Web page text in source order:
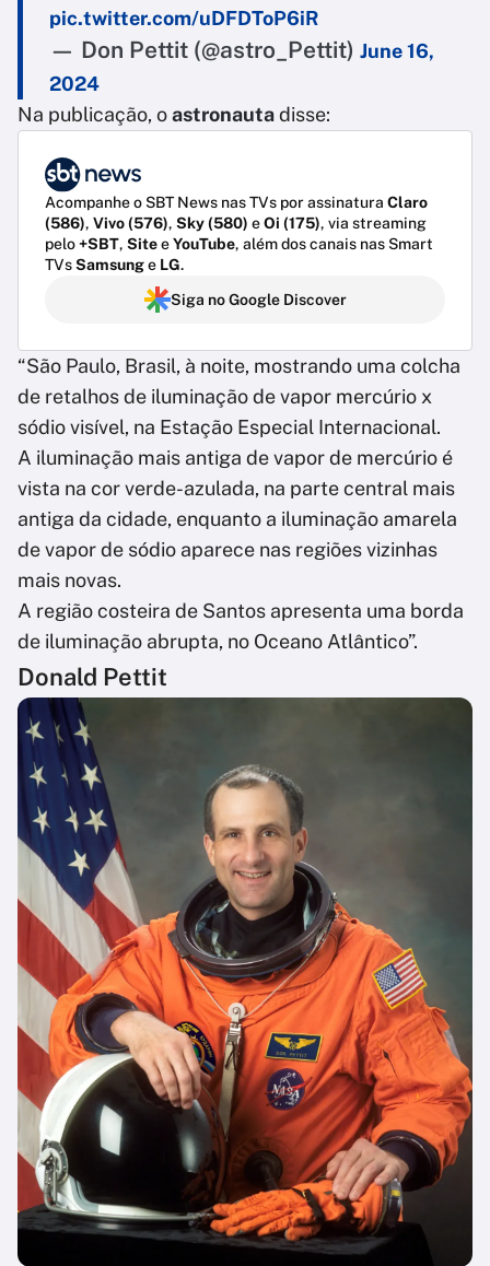
pic.twitter.com/uDFDToP6iR
— Don Pettit (@astro_Pettit) June 16,
2024
Na publicação, oastronautadisse:
Acompanhe o SBT News nas TVs por assinatura Claro
(586), Vivo (576), Sky (580) eOi (175), via streaming
pelo+SBT, SiteeYouTube, além dos canais nas Smart
TVsSamsunge LG.
Siga no Google Discover
“São Paulo, Brasil, à noite, mostrando uma colcha
de retalhos de iluminação de vapor mercúrio x
sódio visível, na Estação Especial Internacional.
A iluminação mais antiga de vapor de mercúrio é
vista na cor verde-azulada, na parte central mais
antiga da cidade, enquanto a iluminação amarela
de vapor de sódio aparece nas regiões vizinhas
mais novas.
A região costeira de Santos apresenta uma borda
de iluminação abrupta, no Oceano Atlântico”.
Donald Pettit